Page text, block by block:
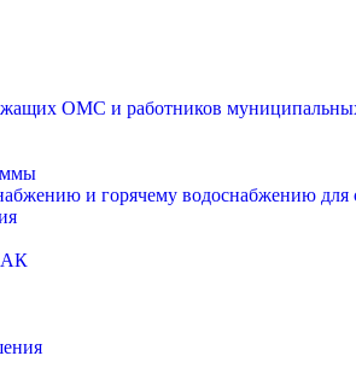
ОМС и работников
и горячему водоснабжению